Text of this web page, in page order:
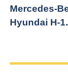
Mercedes-
Hyundai H-